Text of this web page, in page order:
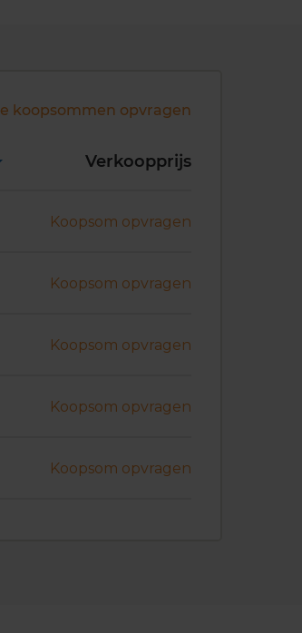
koopsommen opvragen
Verkoopprijs
Koopsom opvragen
Koopsom opvragen
Koopsom opvragen
Koopsom opvragen
Koopsom opvragen